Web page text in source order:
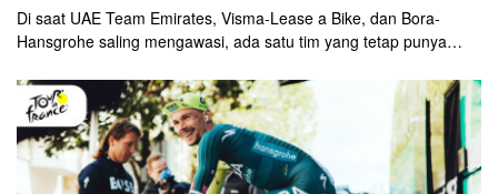
Di saat UAE Team Emirates, Visma-Lease a Bike, dan Bora-
Hansgrohe saling mengawasi, ada satu tim yang tetap punya
nanti: tim elite Inggris, Ineos Grenadiers,